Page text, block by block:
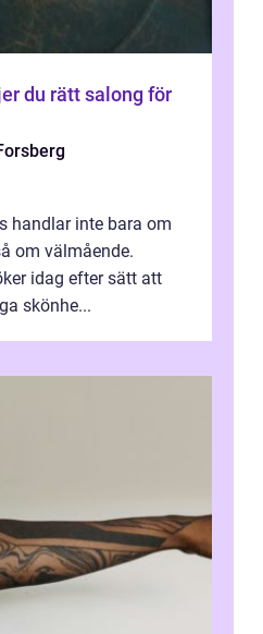
handlar inte bara om
om välmående.
idag efter sätt att
skönhe...